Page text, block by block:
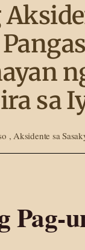
sa
,Aksidente sa
Pag-